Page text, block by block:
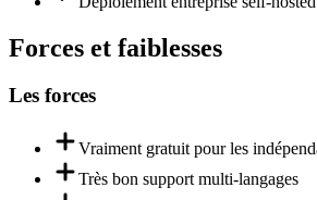
Forces et faiblesses
Les forces
Vraiment gratuit pour les
Très bon support multi-langages